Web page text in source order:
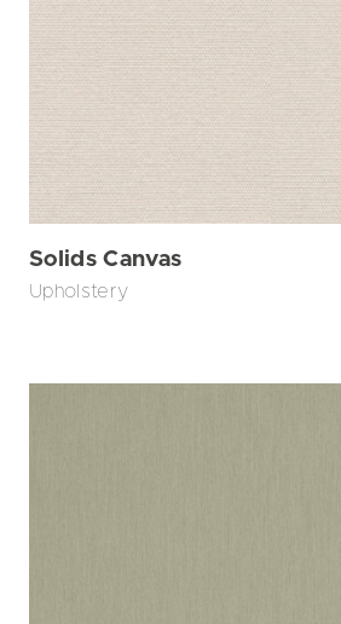
Solids Canvas
Upholstery